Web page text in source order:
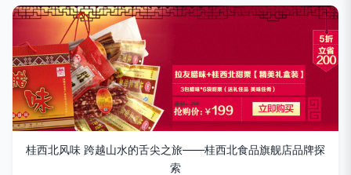
桂西北风味 跨越山水的舌尖之旅——桂西北食品旗舰店品牌探
索